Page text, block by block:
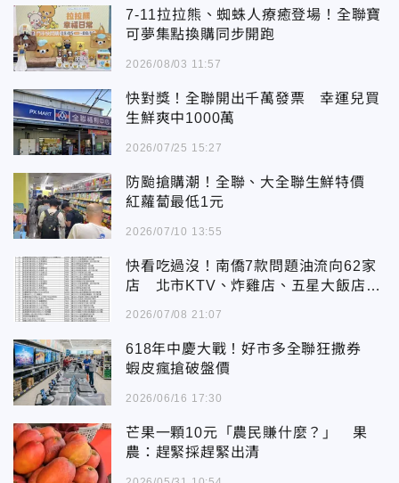
7-11拉拉熊、蜘蛛人療癒登場！全聯寶
可夢集點換購同步開跑
2026/08/03 11:57
快對獎！全聯開出千萬發票 幸運兒買
生鮮爽中1000萬
2026/07/25 15:27
防颱搶購潮！全聯、大全聯生鮮特價
紅蘿蔔最低1元
2026/07/10 13:55
快看吃過沒！南僑7款問題油流向62家
店 北市KTV、炸雞店、五星大飯店都
2026/07/08 21:07
618年中慶大戰！好市多全聯狂撒券
蝦皮瘋搶破盤價
2026/06/16 17:30
芒果一顆10元「農民賺什麼？」 果
農：趕緊採趕緊出清